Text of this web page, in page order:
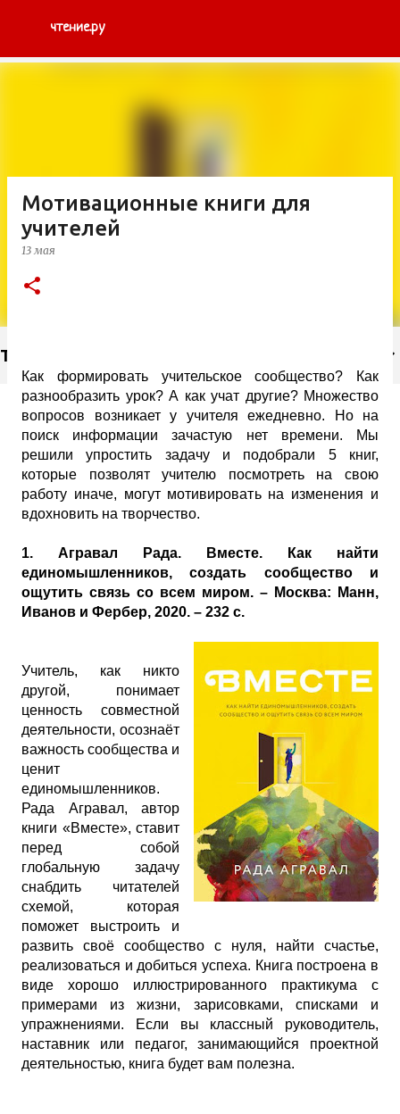
чтение.ру
Тэги
Мотивационные книги для
учителей
13 мая
Как формировать учительское сообщество? Как
разнообразить урок? А как учат другие? Множество
вопросов возникает у учителя ежедневно. Но на
поиск информации зачастую нет времени. Мы
решили упростить задачу и подобрали 5 книг,
которые позволят учителю посмотреть на свою
работу иначе, могут мотивировать на изменения и
вдохновить на творчество.
1. Агравал Рада. Вместе. Как найти
единомышленников, создать сообщество и
ощутить связь со всем миром. – Москва: Манн,
Иванов и Фербер, 2020. – 232 с.
Учитель, как никто
другой, понимает
ценность совместной
деятельности, осознаёт
важность сообщества и
ценит
единомышленников.
Рада Агравал, автор
книги «Вместе», ставит
перед собой
глобальную задачу
снабдить читателей
схемой, которая
поможет выстроить и
развить своё сообщество с нуля, найти счастье,
реализоваться и добиться успеха. Книга построена в
виде хорошо иллюстрированного практикума с
примерами из жизни, зарисовками, списками и
упражнениями. Если вы классный руководитель,
наставник или педагог, занимающийся проектной
деятельностью, книга будет вам полезна.